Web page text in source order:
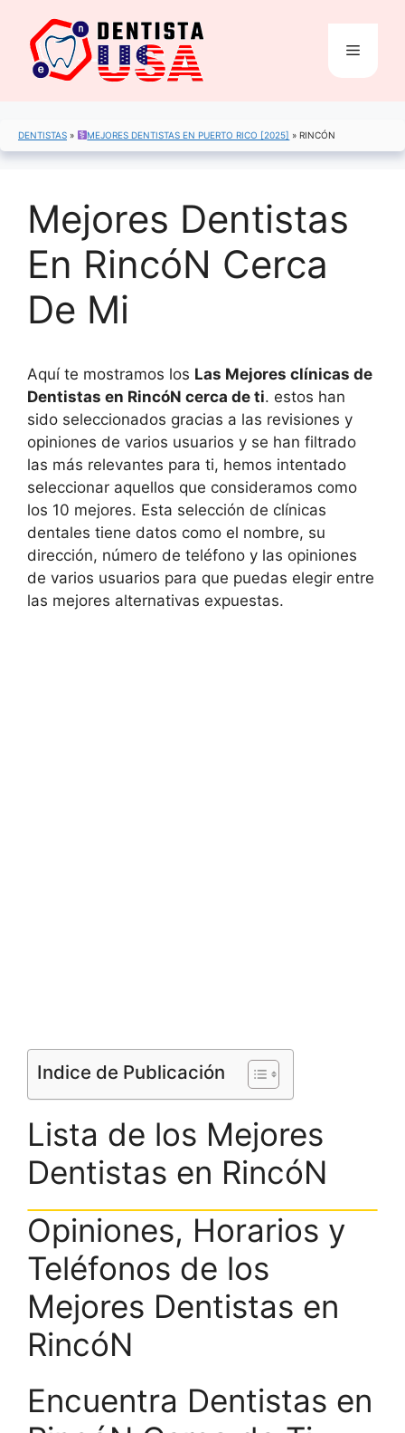
contenido
Menú
DENTISTAS » MEJORES DENTISTAS EN PUERTO RICO [2025] »RINCÓN
Mejores Dentistas
En RincóN Cerca
De Mi
Aquí te mostramos los Las Mejores clínicas de
Dentistas en RincóN cerca de ti. estos han
sido seleccionados gracias a las revisiones y
opiniones de varios usuarios y se han filtrado
las más relevantes para ti, hemos intentado
seleccionar aquellos que consideramos como
los 10 mejores. Esta selección de clínicas
dentales tiene datos como el nombre, su
dirección, número de teléfono y las opiniones
de varios usuarios para que puedas elegir entre
las mejores alternativas expuestas.
Indice de Publicación
Lista de los Mejores
Dentistas en RincóN
Opiniones, Horarios y
Teléfonos de los
Mejores Dentistas en
RincóN
Encuentra Dentistas en